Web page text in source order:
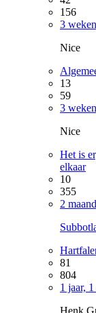
156
3
Nice
13
59
3
Nice
Het is
elkaar
10
355
2
81
804
1 jaar,
Henk